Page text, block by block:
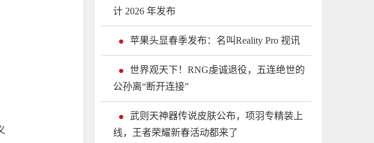
计 2026 年发布
苹果头显春季发布：名叫Reality Pro 视讯
世界观天下！RNG虔诚退役，五连绝世的
公孙离“断开连接”
武则天神器传说皮肤公布，项羽专精装上
线，王者荣耀新春活动都来了